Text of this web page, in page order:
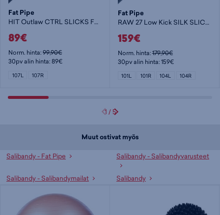
Fat Pipe
HIT Outlaw CTRL SLICKS FH2 - salibandymaila
89€
Norm. hinta:99,90€
30pv alin hinta: 89€
107L 107R
Fat Pipe
RAW 27 Low Kick SILK SLICKS - salibandymaila
159€
Norm. hinta:179,90€
30pv alin hinta: 159€
101L 101R 104L 104R
1 /5
Muut ostivat myös
Salibandy - Fat Pipe Salibandy - Salibandyvarusteet
Salibandy - Salibandymailat Salibandy